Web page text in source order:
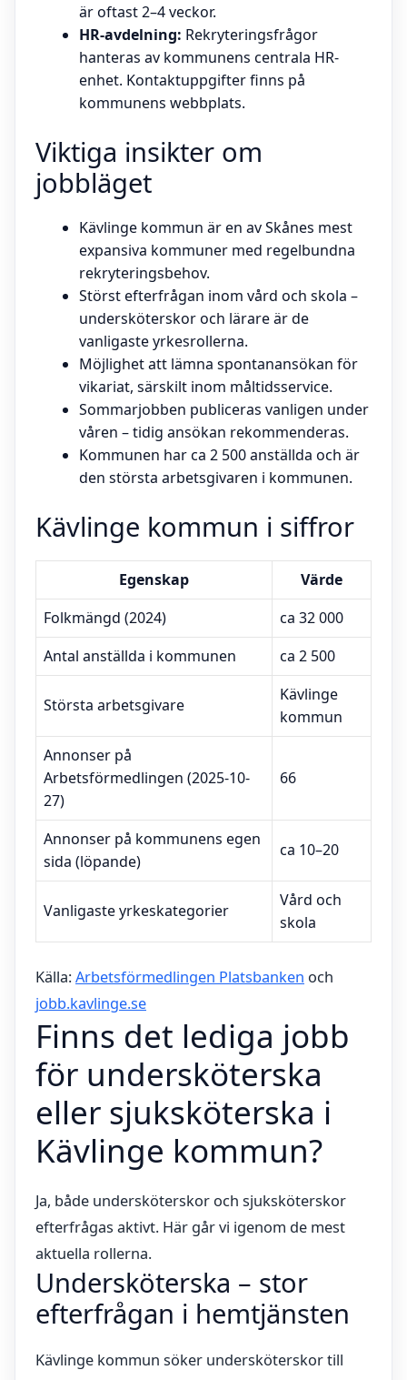
är oftast 2–4 veckor.
HR-avdelning: Rekryteringsfrågor
hanteras av kommunens centrala HR-
enhet. Kontaktuppgifter finns på
kommunens webbplats.
Viktiga insikter om
jobbläget
Kävlinge kommun är en av Skånes mest
expansiva kommuner med regelbundna
rekryteringsbehov.
Störst efterfrågan inom vård och skola –
undersköterskor och lärare är de
vanligaste yrkesrollerna.
Möjlighet att lämna spontanansökan för
vikariat, särskilt inom måltidsservice.
Sommarjobben publiceras vanligen under
våren – tidig ansökan rekommenderas.
Kommunen har ca 2 500 anställda och är
den största arbetsgivaren i kommunen.
Kävlinge kommun i siffror
Egenskap
Värde
Folkmängd (2024)
ca 32 000
Antal anställda i kommunen
ca 2 500
Största arbetsgivare
Kävlinge
kommun
Annonser på
Arbetsförmedlingen (2025-10-
27)
66
Annonser på kommunens egen
sida (löpande)
ca 10–20
Vanligaste yrkeskategorier
Vård och
skola
Källa:Arbetsförmedlingen Platsbanken och
jobb.kavlinge.se
Finns det lediga jobb
för undersköterska
eller sjuksköterska i
Kävlinge kommun?
Ja, både undersköterskor och sjuksköterskor
efterfrågas aktivt. Här går vi igenom de mest
aktuella rollerna.
Undersköterska – stor
efterfrågan i hemtjänsten
Kävlinge kommun söker undersköterskor till